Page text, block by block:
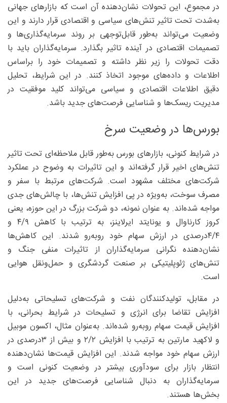
در مجموع، این تحولات نشان‌دهنده آن است که بازارهای جهانی
به‌شدت تحت تاثیر تنش‌های سیاسی و اقتصادی قرار دارند و این
وضعیت می‌تواند به‌طور قابل‌توجهی بر روند سرمایه‌گذاری‌ها و
تصمیمات اقتصادی در آینده تاثیر بگذارد. سرمایه‌گذاران باید با
دقت تحولات را زیر نظر داشته و تصمیمات خود را براساس
اطلاعات و داده‌های موجود اتخاذ کنند. در این شرایط، تحلیل
دقیق اطلاعات اقتصادی و سیاسی می‌تواند کلید موفقیت در
مدیریت ریسک‌ها و شناسایی فرصت‌های جدید باشد.
بورس‌ها در وضعیت سرخ
در شرایط کنونی، بازارهای بورس به‌طور قابل ملاحظه‌ای تحت تاثیر
تنش‌های اخیر قرار گرفته‌اند و این تاثیرات به وضوح در عملکرد
شرکت‌های مختلف مشهود است. شرکت‌های مرتبط با سفر و
مصرف سوخت، به‌ویژه در پی افزایش تنش‌ها، با چالش‌های جدی
مواجه شده‌اند. به عنوان نمونه، دو شرکت بزرگ در این حوزه، یعنی
کروز کارناوال و یونایتد ایرلاینز، به ترتیب با کاهش ۹/‏‏۴ و
۴/‏‏۴‌درصدی در ارزش سهام خود روبه‌رو شدند. این کاهش‌ها
نشان‌دهنده نگرانی سرمایه‌گذاران از تاثیرات منفی جنگ و
تنش‌های ژئوپلیتیکی بر صنعت گردشگری و حمل‌ونقل هوایی
است.
در مقابل، تولیدکنندگان نفت و شرکت‌های تسلیحاتی به‌دلیل
افزایش تقاضا برای انرژی و تسلیحات در شرایط بحرانی، با
افزایش قیمت سهام روبه‌رو شده‌اند. به‌عنوان مثال، اکسون موبیل
و لاکهید مارتین به ترتیب با افزایش ۲/‏‏۲ و بیش از ۳‌درصدی در
ارزش سهام خود مواجه شدند. این افزایش قیمت‌ها نشان‌دهنده
انتظار بازار برای سودآوری بیشتر در وضعیت کنونی است و
سرمایه‌گذاران به دنبال شناسایی فرصت‌های جدید در این
بخش‌ها هستند.